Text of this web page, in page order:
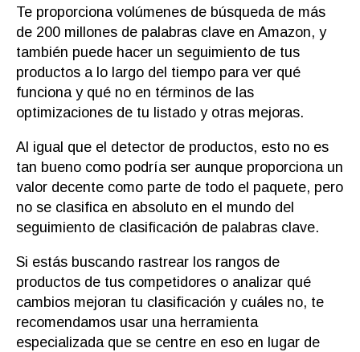
Te proporciona volúmenes de búsqueda de más
de 200 millones de palabras clave en Amazon, y
también puede hacer un seguimiento de tus
productos a lo largo del tiempo para ver qué
funciona y qué no en términos de las
optimizaciones de tu listado y otras mejoras.
Al igual que el detector de productos, esto no es
tan bueno como podría ser aunque proporciona un
valor decente como parte de todo el paquete, pero
no se clasifica en absoluto en el mundo del
seguimiento de clasificación de palabras clave.
Si estás buscando rastrear los rangos de
productos de tus competidores o analizar qué
cambios mejoran tu clasificación y cuáles no, te
recomendamos usar una herramienta
especializada que se centre en eso en lugar de